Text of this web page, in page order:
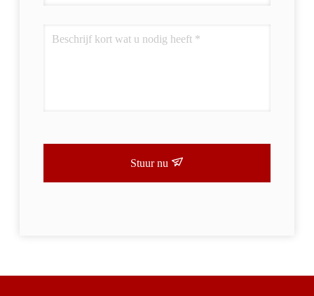
Stuur nu